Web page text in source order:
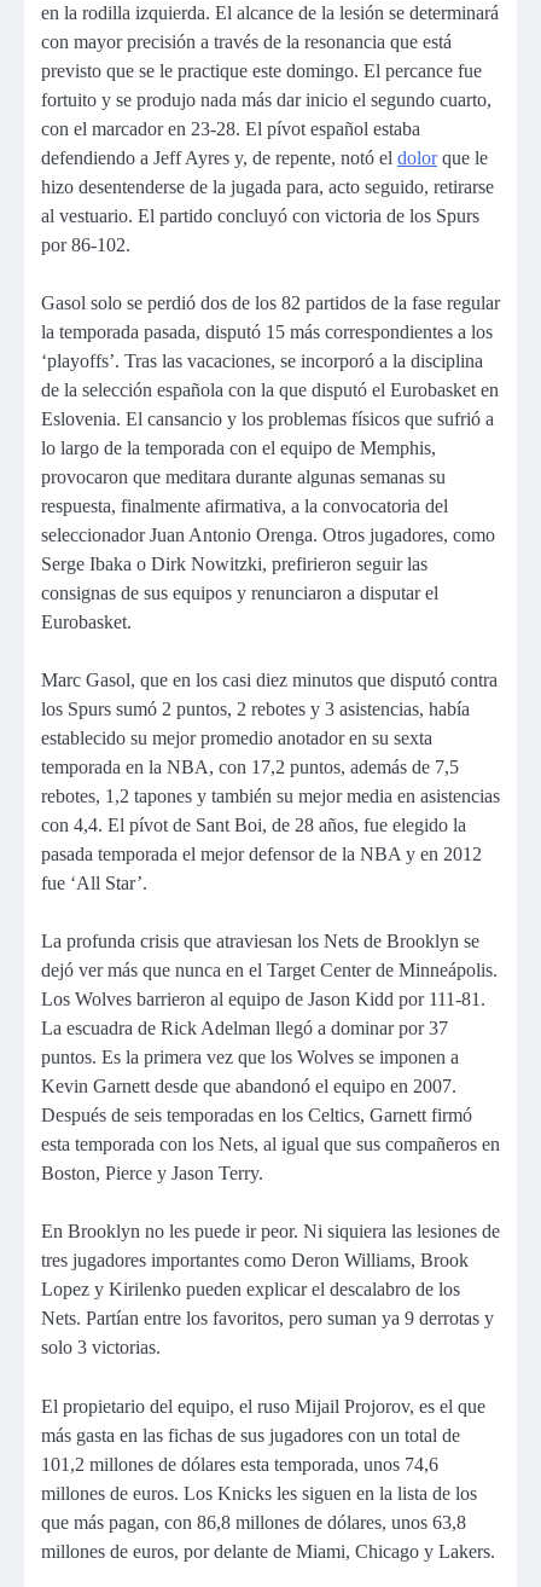
en la rodilla izquierda. El alcance de la lesión se determinará
con mayor precisión a través de la resonancia que está
previsto que se le practique este domingo. El percance fue
fortuito y se produjo nada más dar inicio el segundo cuarto,
con el marcador en 23-28. El pívot español estaba
defendiendo a Jeff Ayres y, de repente, notó el dolorque le
hizo desentenderse de la jugada para, acto seguido, retirarse
al vestuario. El partido concluyó con victoria de los Spurs
por 86-102.
Gasol solo se perdió dos de los 82 partidos de la fase regular
la temporada pasada, disputó 15 más correspondientes a los
‘playoffs’. Tras las vacaciones, se incorporó a la disciplina
de la selección española con la que disputó el Eurobasket en
Eslovenia. El cansancio y los problemas físicos que sufrió a
lo largo de la temporada con el equipo de Memphis,
provocaron que meditara durante algunas semanas su
respuesta, finalmente afirmativa, a la convocatoria del
seleccionador Juan Antonio Orenga. Otros jugadores, como
Serge Ibaka o Dirk Nowitzki, prefirieron seguir las
consignas de sus equipos y renunciaron a disputar el
Eurobasket.
Marc Gasol, que en los casi diez minutos que disputó contra
los Spurs sumó 2 puntos, 2 rebotes y 3 asistencias, había
establecido su mejor promedio anotador en su sexta
temporada en la NBA, con 17,2 puntos, además de 7,5
rebotes, 1,2 tapones y también su mejor media en asistencias
con 4,4. El pívot de Sant Boi, de 28 años, fue elegido la
pasada temporada el mejor defensor de la NBA y en 2012
fue ‘All Star’.
La profunda crisis que atraviesan los Nets de Brooklyn se
dejó ver más que nunca en el Target Center de Minneápolis.
Los Wolves barrieron al equipo de Jason Kidd por 111-81.
La escuadra de Rick Adelman llegó a dominar por 37
puntos. Es la primera vez que los Wolves se imponen a
Kevin Garnett desde que abandonó el equipo en 2007.
Después de seis temporadas en los Celtics, Garnett firmó
esta temporada con los Nets, al igual que sus compañeros en
Boston, Pierce y Jason Terry.
En Brooklyn no les puede ir peor. Ni siquiera las lesiones de
tres jugadores importantes como Deron Williams, Brook
Lopez y Kirilenko pueden explicar el descalabro de los
Nets. Partían entre los favoritos, pero suman ya 9 derrotas y
solo 3 victorias.
El propietario del equipo, el ruso Mijail Projorov, es el que
más gasta en las fichas de sus jugadores con un total de
101,2 millones de dólares esta temporada, unos 74,6
millones de euros. Los Knicks les siguen en la lista de los
que más pagan, con 86,8 millones de dólares, unos 63,8
millones de euros, por delante de Miami, Chicago y Lakers.